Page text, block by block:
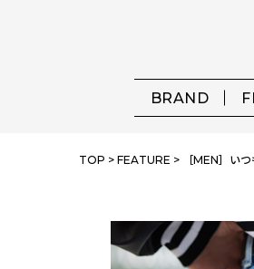
BRAND
TOP > FEATURE > ［MEN］い